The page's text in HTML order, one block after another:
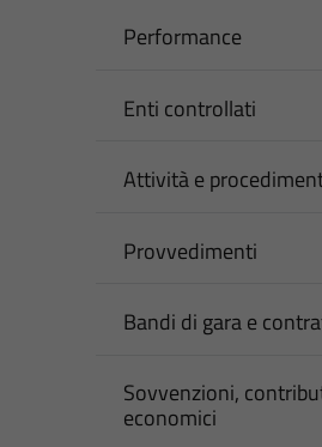
Performance
Enti controllati
Attività e
Provvedimenti
Bandi di gara e
Sovvenzioni,
economici